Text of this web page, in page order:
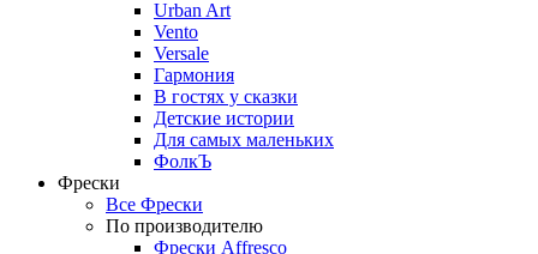
Urban Art
Vento
Versale
Гармония
В гостях у сказки
Детские истории
Для самых маленьких
ФолкЪ
Фрески
Все Фрески
По производителю
Фрески Affresco